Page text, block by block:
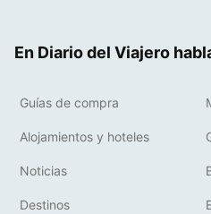
En Diario del Viajero
Guías de compra
Alojamientos y hoteles
Noticias
Destinos